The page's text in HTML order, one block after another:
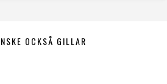
OCKSÅ GILLAR